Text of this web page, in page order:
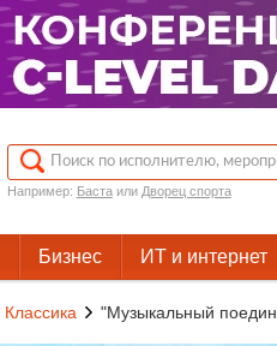
Например: Бастаили Дворец спорта
Бизнес ИТ и интернет
Классика "Музыкальный